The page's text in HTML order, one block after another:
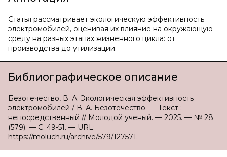
Статья рассматривает экологическую эффективность
электромобилей, оценивая их влияние на окружающую
среду на разных этапах жизненного цикла: от
производства до утилизации.
Библиографическое описание
Безотечество, В. А. Экологическая эффективность
электромобилей / В. А. Безотечество. — Текст :
непосредственный // Молодой ученый. — 2025. — № 28
(579). — С. 49-51. — URL:
https://moluch.ru/archive/579/127571.